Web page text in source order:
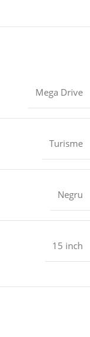
Mega Drive
Turisme
Negru
15 inch